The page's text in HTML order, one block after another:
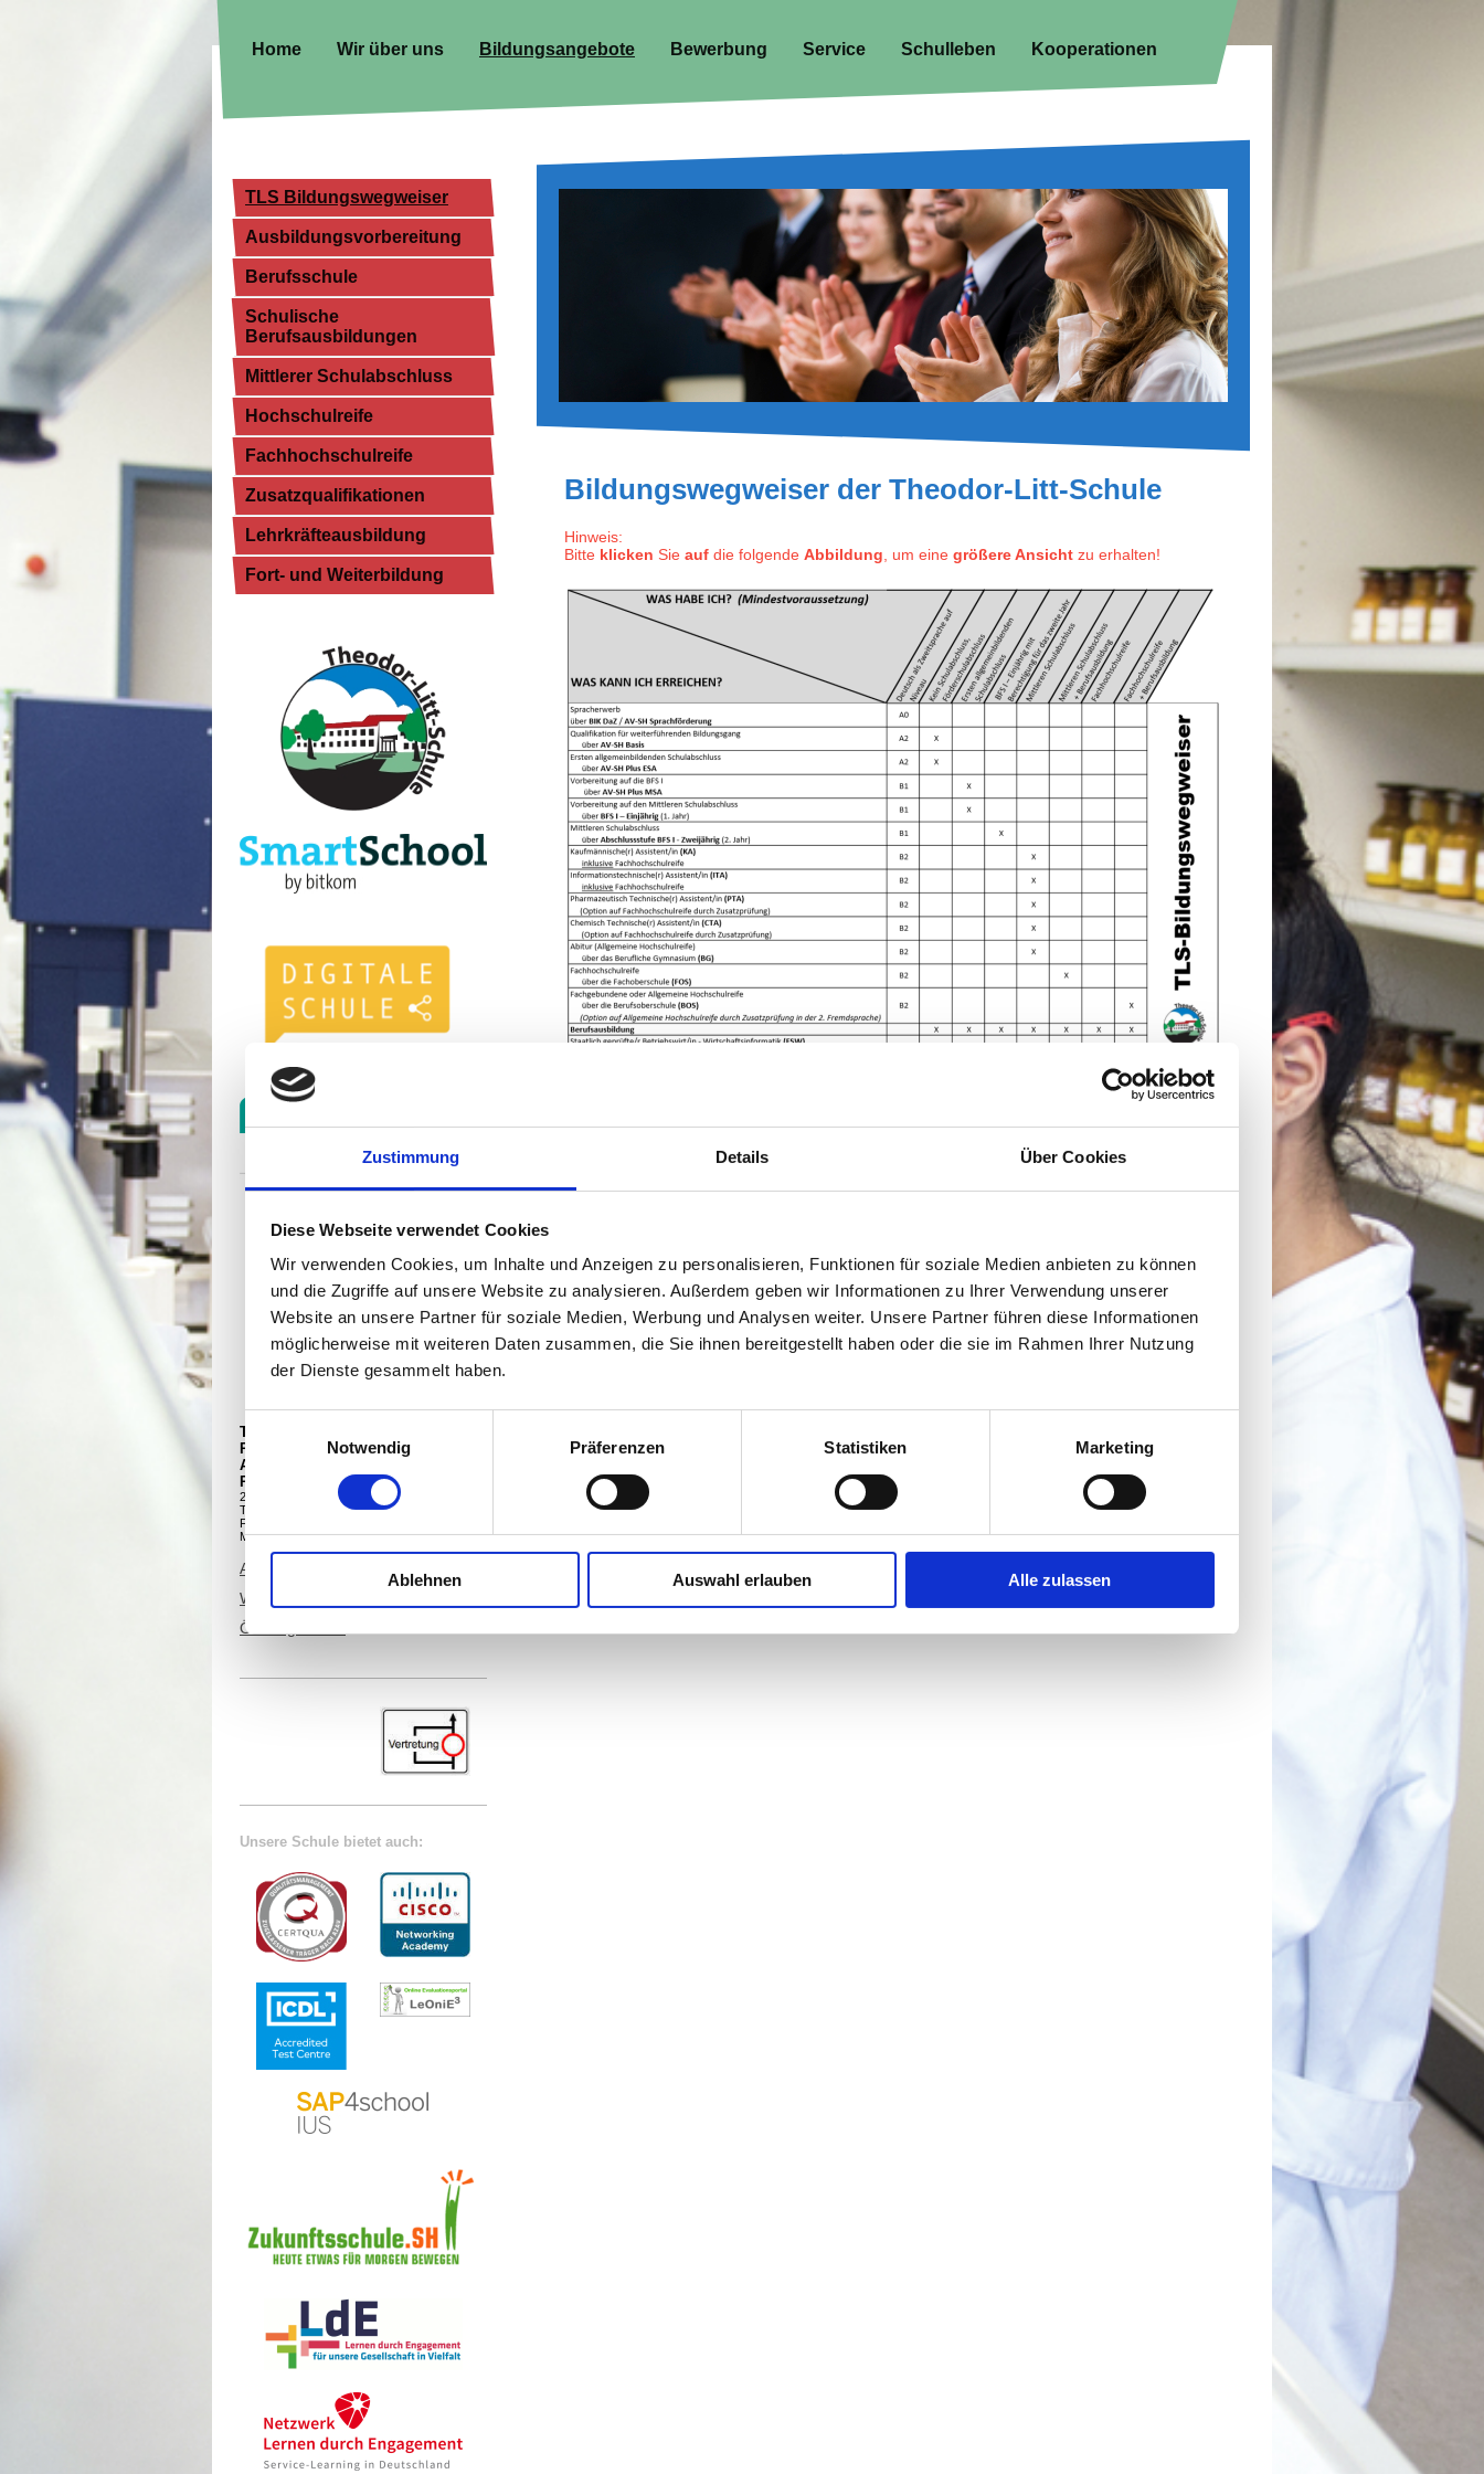
Zustimmung Details Über Cookies
Diese Webseite verwendet Cookies
Wir verwenden Cookies, um Inhalte und Anzeigen zu personalisieren, Funktionen für soziale Medien anbieten zu können
und die Zugriffe auf unsere Website zu analysieren. Außerdem geben wir Informationen zu Ihrer Verwendung unserer
Website an unsere Partner für soziale Medien, Werbung und Analysen weiter. Unsere Partner führen diese Informationen
möglicherweise mit weiteren Daten zusammen, die Sie ihnen bereitgestellt haben oder die sie im Rahmen Ihrer Nutzung
der Dienste gesammelt haben.
Einwilligungsauswahl
Notwendig
Präferenzen Statistiken Marketing
Ablehnen Auswahl erlauben Alle zulassen
Home Wir über uns Bildungsangebote Bewerbung Service Schulleben Kooperationen
Bildungswegweiser der Theodor-Litt-Schule
Hinweis:
Bitte klicken Sie aufdie folgende Abbildung , um eine größere Ansichtzu erhalten!
TLS Bildungswegweiser
Ausbildungsvorbereitung
Berufsschule
Schulische
Berufsausbildungen
Mittlerer Schulabschluss
Hochschulreife
Fachhochschulreife
Zusatzqualifikationen
Lehrkräfteausbildung
Fort- und Weiterbildung
Theodor-Litt-Schule
Regionales Berufsbildungszentrum
AöR
Parkstr. 12-18
24534 Neumünster
Tel. +49 4321 942 4910
Fax +49 4321 942 4909
Mail:info@tls-nms.de
Ansprechpartner Schulbüro
Wegweiser
Öffnungszeiten
Unsere Schule bietet auch: